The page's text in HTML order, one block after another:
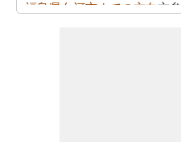
福島県白河市までの方向方